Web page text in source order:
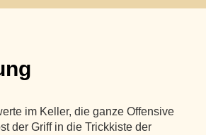
im Keller, die ganze Offensive
der Griff in die Trickkiste der